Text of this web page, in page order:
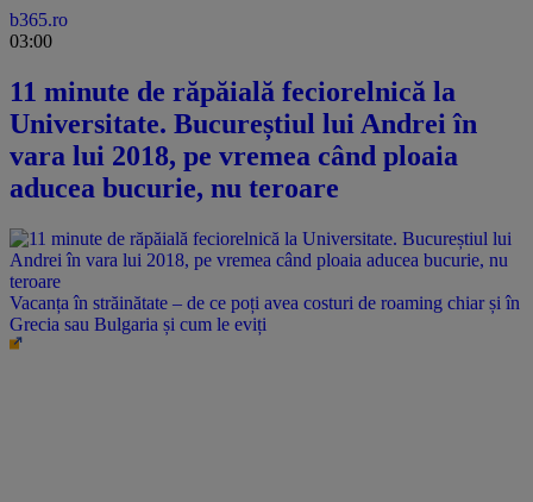
b365.ro
03:00
11 minute de răpăială feciorelnică la
Universitate. Bucureștiul lui Andrei în
vara lui 2018, pe vremea când ploaia
aducea bucurie, nu teroare
Vacanța în străinătate – de ce poți avea costuri de roaming chiar și în
Grecia sau Bulgaria și cum le eviți